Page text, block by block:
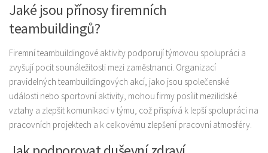
Jaké jsou přínosy firemních
teambuildingů?
Firemní teambuildingové aktivity podporují týmovou spolupráci a
zvyšují pocit sounáležitosti mezi zaměstnanci. Organizací
pravidelných teambuildingových akcí, jako jsou společenské
události nebo sportovní aktivity, mohou firmy posílit mezilidské
vztahy a zlepšit komunikaci v týmu, což přispívá k lepší spolupráci na
pracovních projektech a k celkovému zlepšení pracovní atmosféry.